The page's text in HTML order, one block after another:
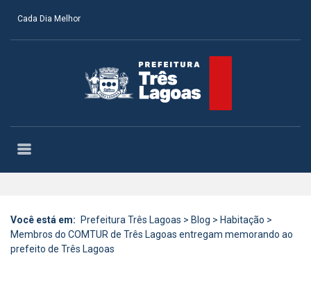
Cada Dia Melhor
Você está em: Prefeitura Três Lagoas > Blog > Habitação >
Membros do COMTUR de Três Lagoas entregam memorando ao
prefeito de Três Lagoas